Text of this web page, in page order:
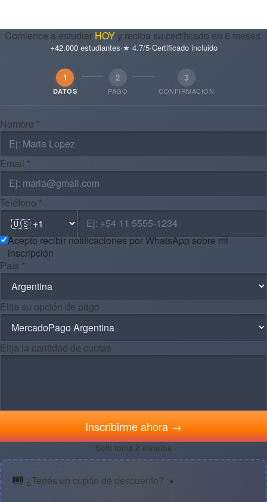
Comience a estudiar HOYy reciba su certificado en 6 meses.
+42.000estudiantes·★ 4.7/5·Certificado incluido
1
DATOS
2
PAGO
3
CONFIRMACIÓN
Nombre *
Email *
Teléfono *
Acepto recibir notificaciones por WhatsApp sobre mi
inscripción
País *
Elija su opción de pago
Elija la cantidad de cuotas
Inscribirme ahora →
Solo toma 2 minutos
🎟️ ¿Tenés un cupón de descuento? ▼